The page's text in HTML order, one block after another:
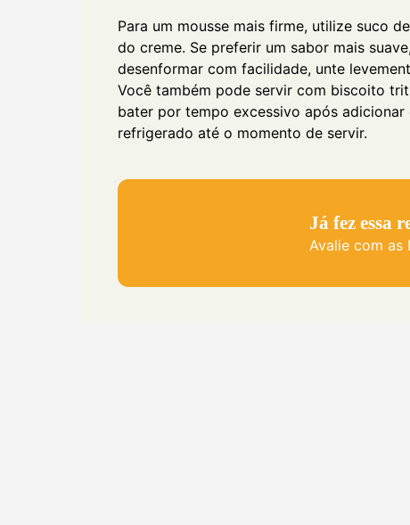
Para um mousse mais firme, utilize suco
do creme. Se preferir um sabor mais
desenformar com facilidade, unte
Você também pode servir com biscoito
bater por tempo excessivo após
refrigerado até o momento de servir.
Já fez essa
Avalie com as